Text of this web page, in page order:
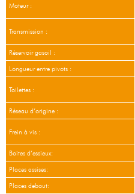
Moteur :
Transmission :
Réservoir gasoil :
Longueur entre pivots :
Toilettes :
Réseau d’origine :
Frein à vis :
Boites d’essieux:
Places assises:
Places debout: